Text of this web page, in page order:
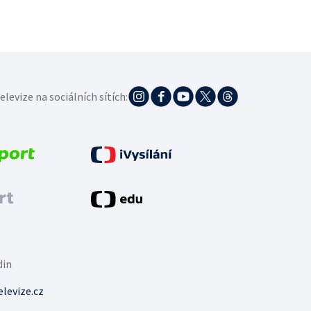
na sociálních sítích: